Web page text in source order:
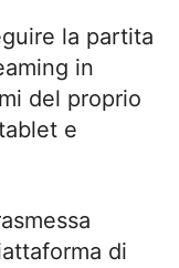
la partita
in
del proprio
e
di